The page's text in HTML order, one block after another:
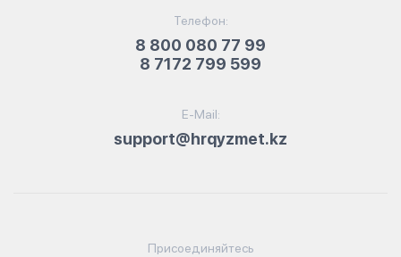
Телефон:
8 800 080 77 99
8 7172 799 599
E-Mail:
support@hrqyzmet.kz
Присоединяйтесь